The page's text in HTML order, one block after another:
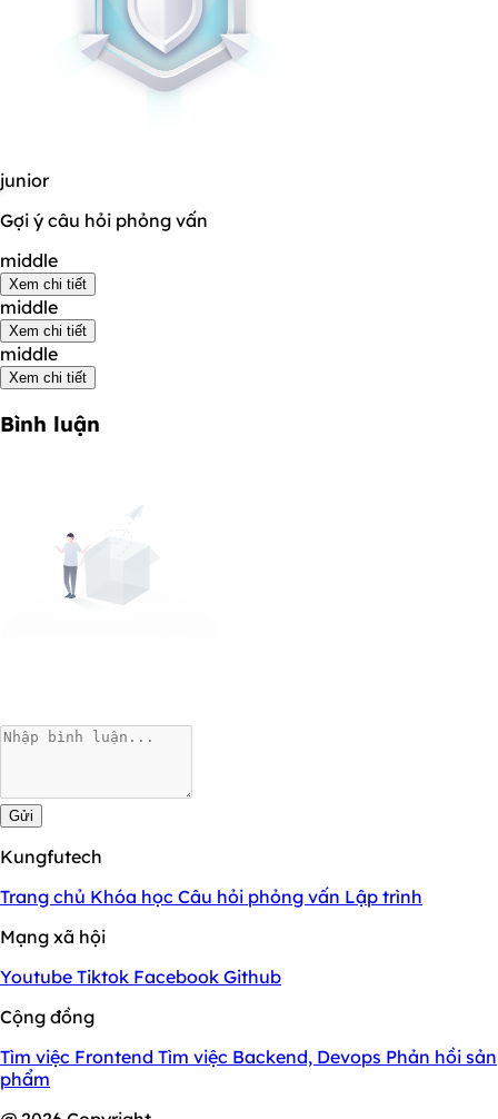
junior
Gợi ý câu hỏi phỏng vấn
middle
Xem chi tiết
middle
Xem chi tiết
middle
Xem chi tiết
Bình luận
Gửi
Kungfutech
Trang chủ Khóa học Câu hỏi phỏng vấn Lập trình
Mạng xã hội
Youtube Tiktok Facebook Github
Cộng đồng
Tìm việc Frontend Tìm việc Backend, Devops Phản hồi sản
phẩm